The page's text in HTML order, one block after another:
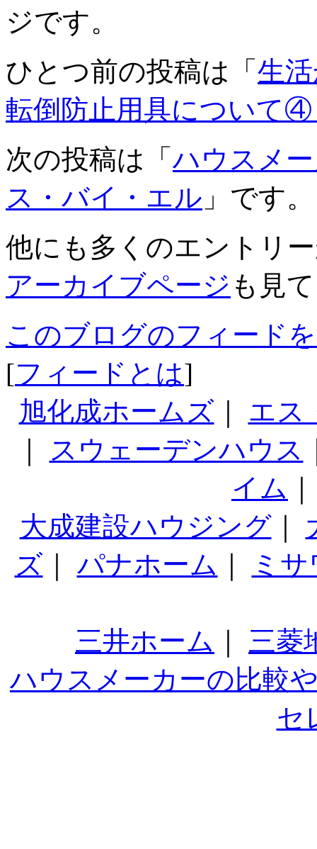
ジです。
ひとつ前の投稿は「 生
転倒防止用具について④
次の投稿は「ハウスメ
ス・バイ・エル 」です。
他にも多くのエントリ
アーカイブページ も見
このブログのフィード
[フィードとは]
旭化成ホームズ｜ エス
スウェーデンハウス
イム
大成建設ハウジング｜
ズ｜ パナホーム ミ
三井ホーム
三菱
ハウスメーカーの比較
セ